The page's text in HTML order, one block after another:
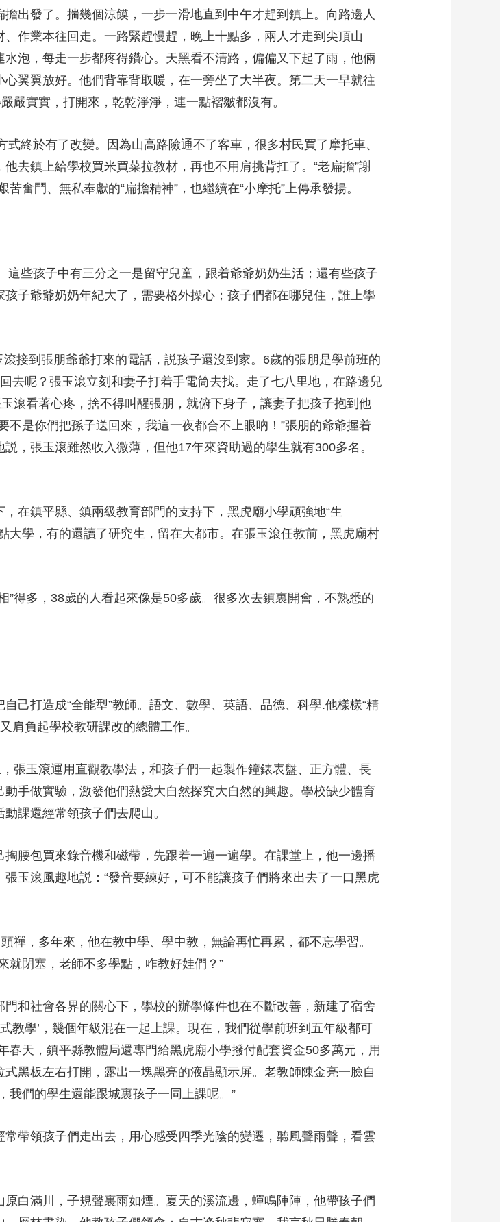
出發了。揣幾個涼饃，一步一滑地直到中午才趕到鎮上。向路邊人
作業本往回走。一路緊趕慢趕，晚上十點多，兩人才走到尖頂山
泡，每走一步都疼得鑽心。天黑看不清路，偏偏又下起了雨，他倆
翼翼放好。他們背靠背取暖，在一旁坐了大半夜。第二天一早就往
嚴實實，打開來，乾乾淨淨，連一點褶皺都沒有。
於有了改變。因為山高路險通不了客車，很多村民買了摩托車、
去鎮上給學校買米買菜拉教材，再也不用肩挑背扛了。“老扁擔”謝
苦奮鬥、無私奉獻的“扁擔精神”，也繼續在“小摩托”上傳承發揚。
些孩子中有三分之一是留守兒童，跟着爺爺奶奶生活；還有些孩子
子爺爺奶奶年紀大了，需要格外操心；孩子們都在哪兒住，誰上學
到張朋爺爺打來的電話，説孩子還沒到家。6歲的張朋是學前班的
去呢？張玉滾立刻和妻子打着手電筒去找。走了七八里地，在路邊兒
滾看著心疼，捨不得叫醒張朋，就俯下身子，讓妻子把孩子抱到他
是你們把孫子送回來，我這一夜都合不上眼吶！”張朋的爺爺握着
，張玉滾雖然收入微薄，但他17年來資助過的學生就有300多名。
鎮平縣、鎮兩級教育部門的支持下，黑虎廟小學頑強地“生
大學，有的還讀了研究生，留在大都市。在張玉滾任教前，黑虎廟村
多，38歲的人看起來像是50多歲。很多次去鎮裏開會，不熟悉的
打造成“全能型”教師。語文、數學、英語、品德、科學.他樣樣“精
肩負起學校教研課改的總體工作。
玉滾運用直觀教學法，和孩子們一起製作鐘錶表盤、正方體、長
手做實驗，激發他們熱愛大自然探究大自然的興趣。學校缺少體育
動課還經常領孩子們去爬山。
包買來錄音機和磁帶，先跟着一遍一遍學。在課堂上，他一邊播
玉滾風趣地説：“發音要練好，可不能讓孩子們將來出去了一口黑虎
，多年來，他在教中學、學中教，無論再忙再累，都不忘學習。
就閉塞，老師不多學點，咋教好娃們？”
社會各界的關心下，學校的辦學條件也在不斷改善，新建了宿舍
教學’，幾個年級混在一起上課。現在，我們從學前班到五年級都可
春天，鎮平縣教體局還專門給黑虎廟小學撥付配套資金50多萬元，用
黑板左右打開，露出一塊黑亮的液晶顯示屏。老教師陳金亮一臉自
我們的學生還能跟城裏孩子一同上課呢。”
領孩子們走出去，用心感受四季光陰的變遷，聽風聲雨聲，看雲
滿川，子規聲裏雨如煙。夏天的溪流邊，蟬鳴陣陣，他帶孩子們